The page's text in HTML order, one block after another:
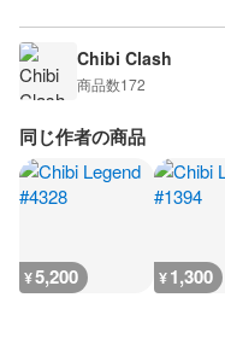
Chibi Clash
商品数172
同じ作者の商品
¥5,200 ¥1,300